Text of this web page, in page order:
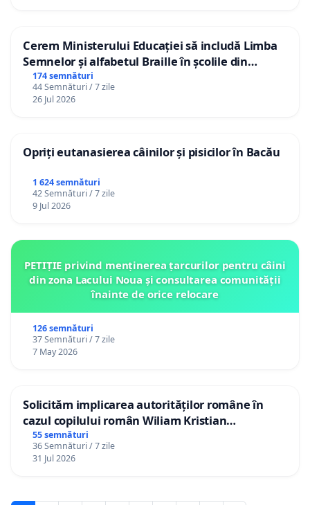
Cerem Ministerului Educației să includă Limba
Semnelor și alfabetul Braille în școlile din
Republica Moldova!
174 semnături
44 Semnături / 7 zile
26 Jul 2026
Opriți eutanasierea câinilor și pisicilor în Bacău
1 624 semnături
42 Semnături / 7 zile
9 Jul 2026
PETIȚIE privind menținerea țarcurilor pentru câini
din zona Lacului Noua și consultarea comunității
înainte de orice relocare
126 semnături
37 Semnături / 7 zile
7 May 2026
Solicităm implicarea autorităților române în
cazul copilului român Wiliam Kristian
Gheorghe, aflat în plasament în Danemarca de
12 ani
55 semnături
36 Semnături / 7 zile
31 Jul 2026